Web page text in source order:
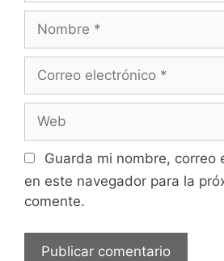
Nombre
Correo
Web
Guarda mi nombre, correo
en este navegador para la
comente.